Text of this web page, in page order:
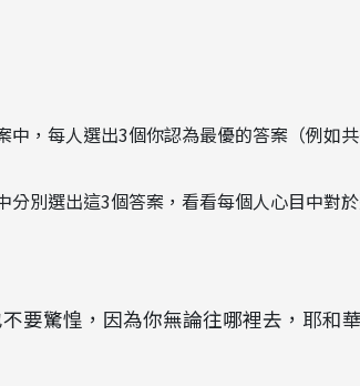
，每人選出3個你認為最優的答案（例如
別選出這3個答案，看看每個人心目中對
要驚惶，因為你無論往哪裡去，耶和